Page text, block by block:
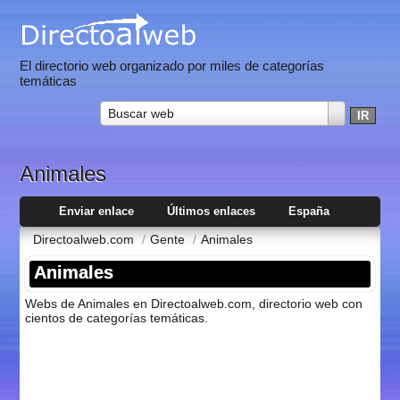
El directorio web organizado por miles de categorías
temáticas
Buscar web
Animales
Enviar enlace Últimos enlaces España
Directoalweb.com / Gente / Animales
Animales
Webs de Animales en Directoalweb.com, directorio web con
cientos de categorí­as temáticas.